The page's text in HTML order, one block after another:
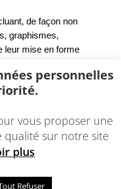
de façon non
graphismes,
leur mise en forme
contenus
sans notre accord.
personnelles
vous proposer une
qualité sur notre site
plus
Refuser